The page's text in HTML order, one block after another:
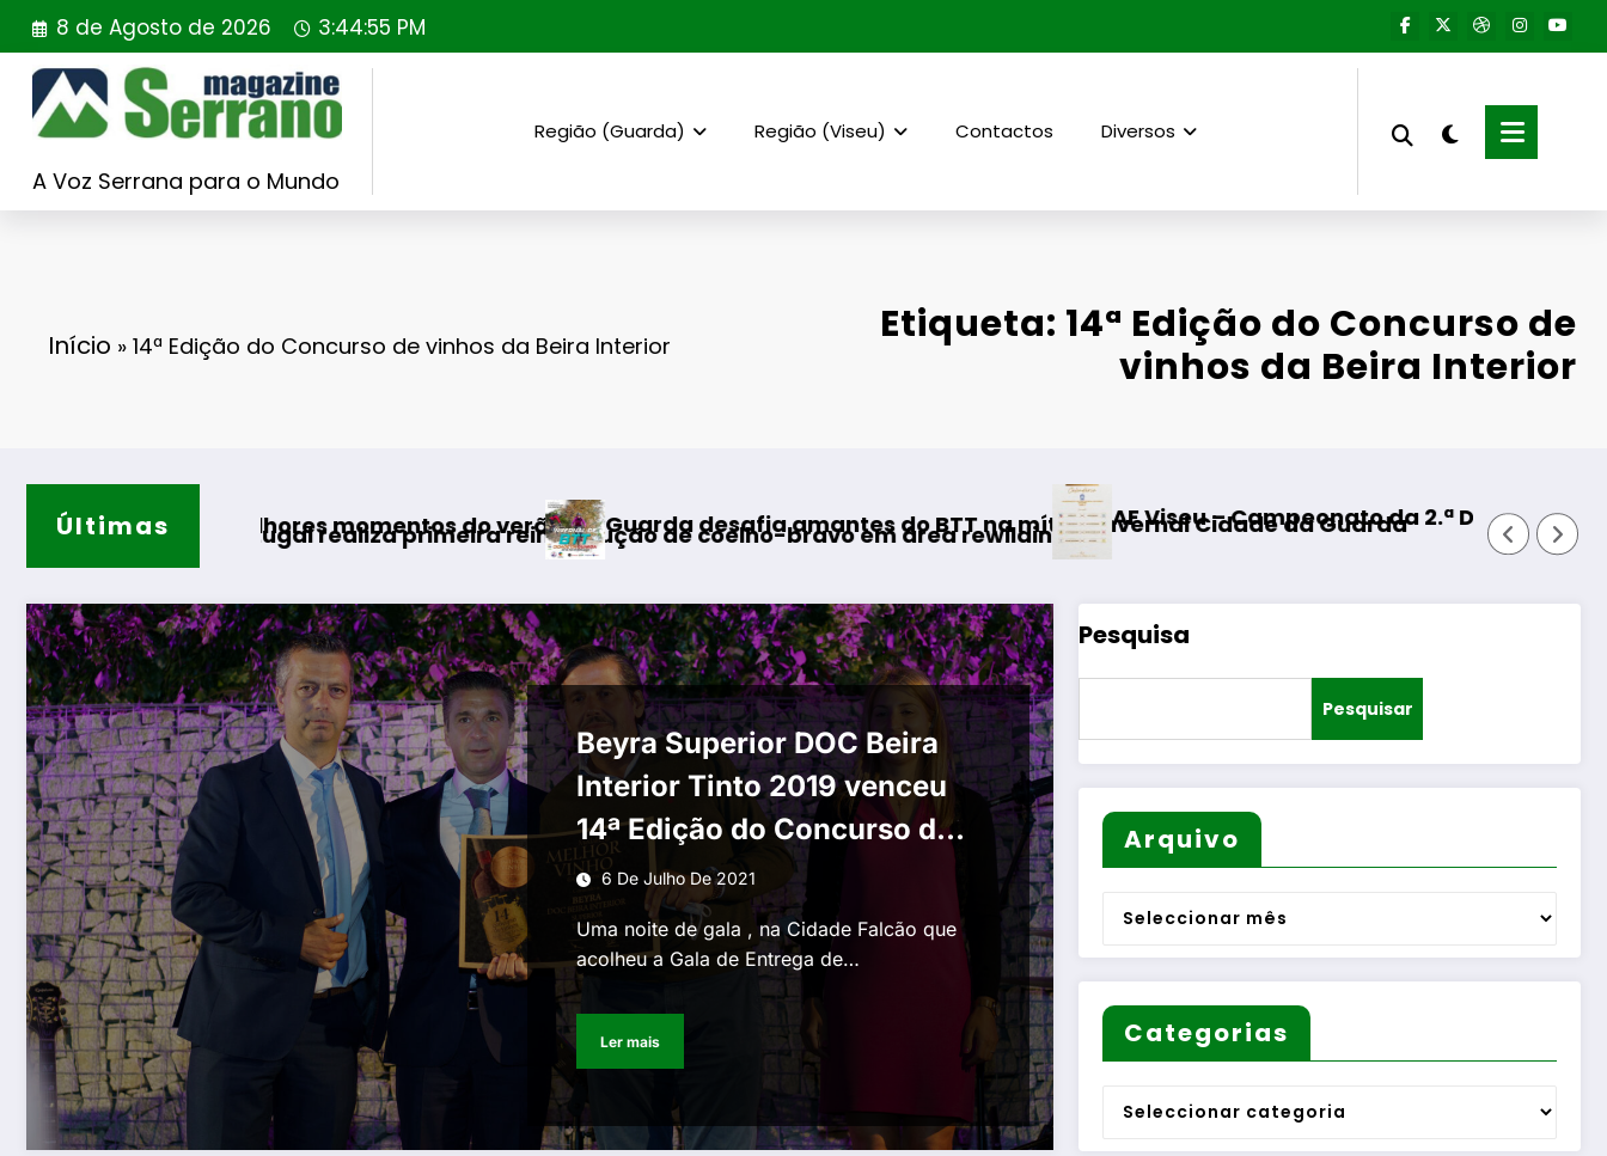
Saltar
para
conteúdo
8 de Agosto de 2026 3:44:56 PM
A Voz Serrana para o Mundo
Região (Guarda) Região (Viseu) Contactos Diversos
Início » 14ª Edição do Concurso de vinhos da Beira Interior
Etiqueta: 14ª Edição do Concurso de
vinhos da Beira Interior
Últimas
melhores momentos do verão
Portugal realiza primeira reintrodução de coelho-bravo em área rewilding
Guarda desafia amantes do BTT na mítica Invernal Cidade da GuardaAF Viseu – Campeonato da 2.ª Divisão Distrital – ISOJOFER
Fornos de
Beyra Superior DOC Beira
Interior Tinto 2019 venceu
14ª Edição do Concurso de
vinhos da Beira Interior
6 De Julho De 2021
Uma noite de gala , na Cidade Falcão que
acolheu a Gala de Entrega de…
Ler mais
Pesquisa
Pesquisar
Arquivo
Arquivo
Categorias
Categorias